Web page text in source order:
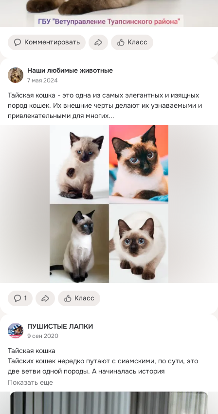
Комментировать Класс
Наши любимые животные
7 мая 2024
Тайская кошка - это одна из самых элегантных и изящных
пород кошек. Их внешние черты делают их узнаваемыми и
привлекательными для многих...
1 Класс
ПУШИСТЫЕ ЛАПКИ
9 сен 2020
Тайская кошка
Тайских кошек нередко путают с сиамскими, по сути, это
две ветви одной породы. А начиналась история
«раздвоения» так.
Показать еще